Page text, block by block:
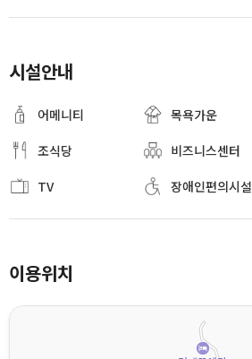
시설안내
어메니티 목욕가운
조식당
비즈니스센터
TV
장애인편의시설
이용위치